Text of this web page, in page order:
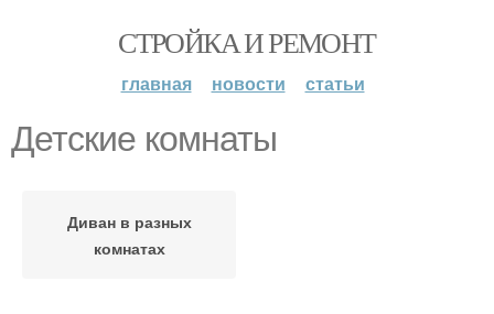
СТРОЙКА И РЕМОНТ
главная новости статьи
Детские комнаты
Диван в разных
комнатах